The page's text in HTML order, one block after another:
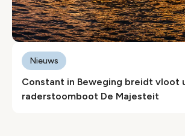
Constant in Beweging breidt vloot
raderstoomboot De Majesteit
Nieuws